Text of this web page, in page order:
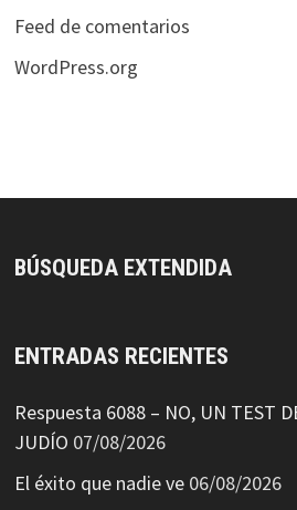
Feed de comentarios
WordPress.org
BÚSQUEDA EXTENDIDA
ENTRADAS RECIENTES
Respuesta 6088 – NO, UN TEST
JUDÍO 07/08/2026
El éxito que nadie ve 06/08/2026